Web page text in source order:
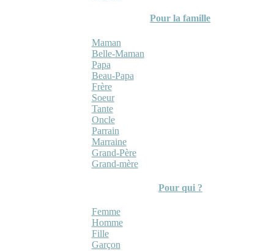
Pour la famille
Maman
Belle-Maman
Papa
Beau-Papa
Frère
Soeur
Tante
Oncle
Parrain
Marraine
Grand-Père
Grand-mère
Pour qui ?
Femme
Homme
Fille
Garçon